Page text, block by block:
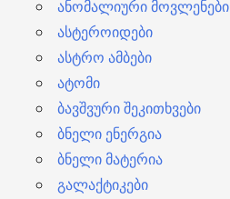
ანომალიური მოვლენები
ასტეროიდები
ასტრო ამბები
ატომი
ბავშვური შეკითხვები
ბნელი ენერგია
ბნელი მატერია
გალაქტიკები